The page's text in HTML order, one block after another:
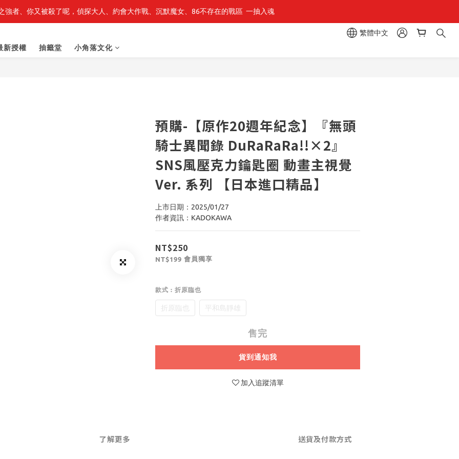
最新開賣🔥「全知讀者視角」 周邊商品
強者、你又被殺了呢，偵探大人、約會大作戰、沉默魔女、86不存在的戰區  一抽入魂
繁體中文
新授權
抽籤堂 小角落文化
預購-【原作20週年紀念】『無頭
騎士異聞錄 DuRaRaRa!!×2』
SNS風壓克力鑰匙圈 動畫主視覺
Ver. 系列 【日本進口精品】
上市日期：2025/01/27
作者資訊：KADOKAWA
NT$250
NT$199 會員獨享
款式 : 折原臨也
折原臨也 平和島靜雄
售完
貨到通知我
加入追蹤清單
了解更多 送貨及付款方式